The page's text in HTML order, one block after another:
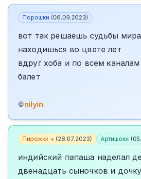
Порошки (06.09.2023)
вот так решаешь судьбы мира
находишься во цвете лет
вдруг хоба и по всем каналам
балет
©nilyin
Пирожки + (28.07.2023) Артишоки (
индийский папаша наделал
двенадцать сыночков и дочку